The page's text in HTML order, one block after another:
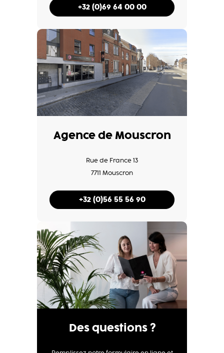
+32 (0)69 64 00 00
Agence de Mouscron
Rue de France 13
7711 Mouscron
+32 (0)56 55 56 90
Des questions ?